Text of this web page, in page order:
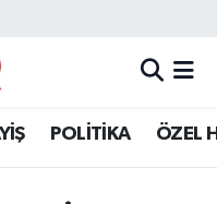
POLİTİKA ÖZEL
Fikstür